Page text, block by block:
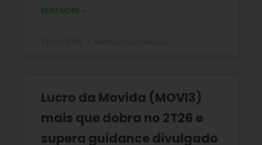
READ MORE »
Lucro da Movida (MOVI3)
mais que dobra no 2T26 e
supera guidance divulgado